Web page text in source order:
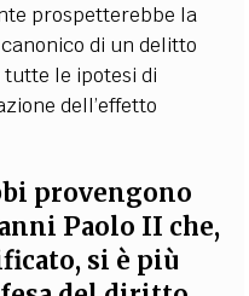
prospetterebbe la
di un delitto
le ipotesi di
dell’effetto
provengono
Paolo II che,
si è più